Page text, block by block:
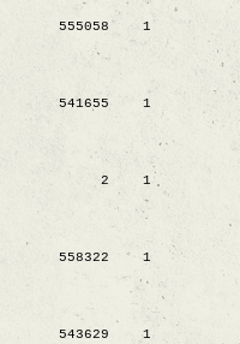
555058
1
541655
1
2
1
558322
1
543629
1